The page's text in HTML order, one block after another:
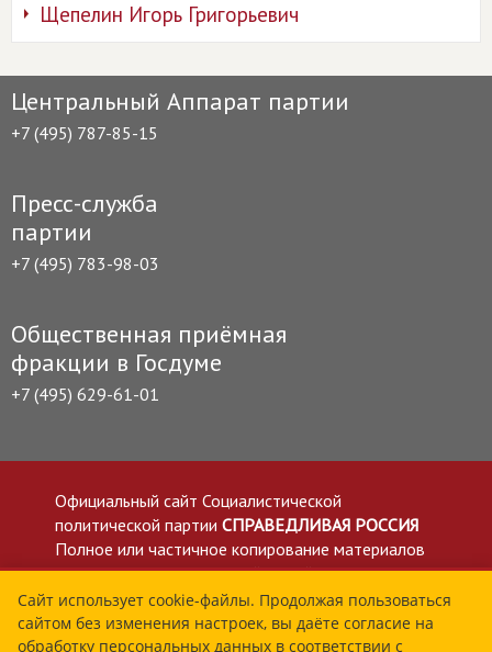
Щепелин Игорь Григорьевич
Центральный Аппарат партии
+7 (495) 787-85-15
Пресс-служба
партии
+7 (495) 783-98-03
Общественная приёмная
фракции в Госдуме
+7 (495) 629-61-01
Официальный сайт Социалистической
политической партии СПРАВЕДЛИВАЯ РОССИЯ
Полное или частичное копирование материалов
приветствуется со ссылкой на сайт spravedlivo.ru
Политика в отношении обработки персональных
данных
Сайт использует cookie-файлы. Продолжая пользоваться
сайтом без изменения настроек, вы даёте согласие на
обработку персональных данных в соответствии с